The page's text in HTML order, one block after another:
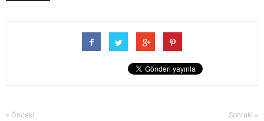
« Önceki Sonraki »